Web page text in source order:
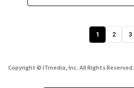
1 2 3
Copyright © ITmedia, Inc. All Rights Reserved.